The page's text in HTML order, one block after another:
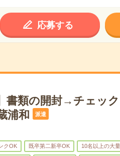
応募する
書類の開封→チェッ
浦和
派遣
クOK 既卒第二新卒OK 10名以上の大